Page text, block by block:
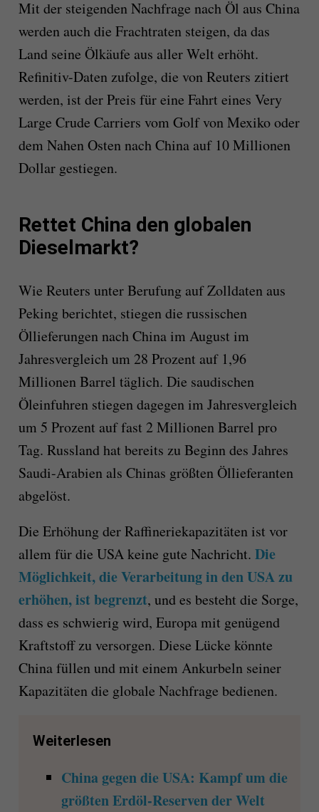
Mit der steigenden Nachfrage nach Öl aus China
werden auch die Frachtraten steigen, da das
Land seine Ölkäufe aus aller Welt erhöht.
Refinitiv-Daten zufolge, die von Reuters zitiert
werden, ist der Preis für eine Fahrt eines Very
Large Crude Carriers vom Golf von Mexiko oder
dem Nahen Osten nach China auf 10 Millionen
Dollar gestiegen.
Rettet China den globalen
Dieselmarkt?
Wie Reuters unter Berufung auf Zolldaten aus
Peking berichtet, stiegen die russischen
Öllieferungen nach China im August im
Jahresvergleich um 28 Prozent auf 1,96
Millionen Barrel täglich. Die saudischen
Öleinfuhren stiegen dagegen im Jahresvergleich
um 5 Prozent auf fast 2 Millionen Barrel pro
Tag. Russland hat bereits zu Beginn des Jahres
Saudi-Arabien als Chinas größten Öllieferanten
abgelöst.
Die Erhöhung der Raffineriekapazitäten ist vor
allem für die USA keine gute Nachricht. Die
Möglichkeit, die Verarbeitung in den USA zu
erhöhen, ist begrenzt, und es besteht die Sorge,
dass es schwierig wird, Europa mit genügend
Kraftstoff zu versorgen. Diese Lücke könnte
China füllen und mit einem Ankurbeln seiner
Kapazitäten die globale Nachfrage bedienen.
Weiterlesen
China gegen die USA: Kampf um die
größten Erdöl-Reserven der Welt